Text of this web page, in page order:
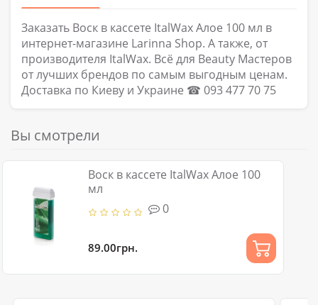
Заказать Воск в кассете ItalWax Алое 100 мл в
интернет-магазине Larinna Shop. А также, от
производителя ItalWax. Всё для Beauty Мастеров
от лучших брендов по самым выгодным ценам.
Доставка по Киеву и Украине ☎ 093 477 70 75
Вы смотрели
Воск в кассете ItalWax Алое 100
мл
0
89.00грн.